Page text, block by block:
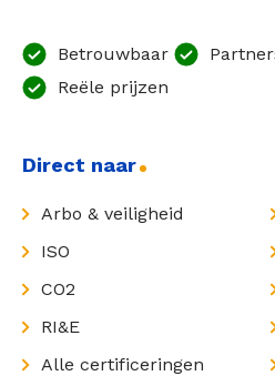
Betrouwbaar
Reële prijzen
Direct naar
Arbo & veiligheid
ISO
CO2
RI&E
Alle certificeringen